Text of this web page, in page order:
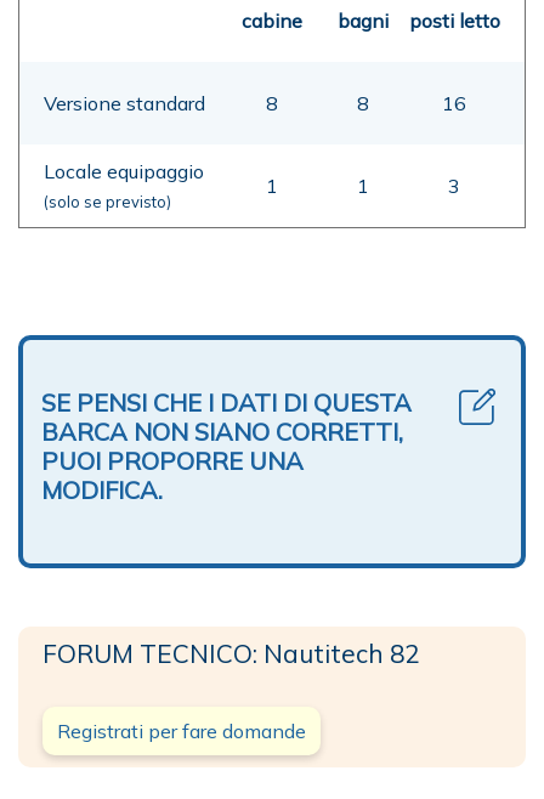
cabine bagni posti letto
Versione standard 8 8 16
Locale equipaggio
(solo se previsto)
1 1 3
SE PENSI CHE I DATI DI QUESTA
BARCA NON SIANO CORRETTI,
PUOI PROPORRE UNA
MODIFICA.
FORUM TECNICO: Nautitech 82
Registrati per fare domande